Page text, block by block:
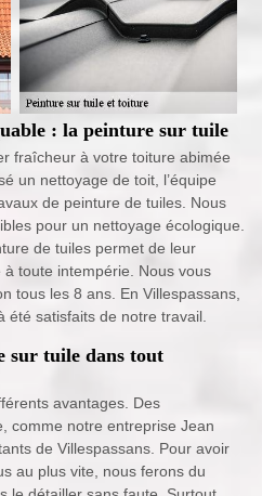
: la peinture sur tuile
fraîcheur à votre toiture abimée
un nettoyage de toit, l’équipe
de peinture de tuiles. Nous
pour un nettoyage écologique.
de tuiles permet de leur
toute intempérie. Nous vous
tous les 8 ans. En Villespassans,
été satisfaits de notre travail.
sur tuile dans tout
avantages. Des
comme notre entreprise Jean
de Villespassans. Pour avoir
au plus vite, nous ferons du